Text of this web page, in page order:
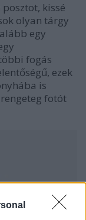
kissé
olyan tárgy
egy
fogás
ezek
is
fotót